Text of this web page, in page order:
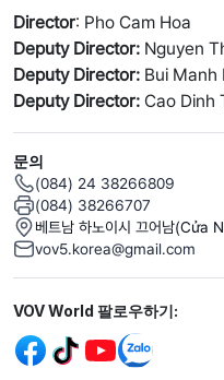
Director: Pho Cam Hoa
Deputy Director: Nguyen
Deputy Director: Bui Manh
Deputy Director: Cao Dinh
문의
(084) 24 38266809
(084) 38266707
베트남 하노이시 끄어남(Cửa
vov5.korea@gmail.com
Mạng xã hội
VOV World 팔로우하기: